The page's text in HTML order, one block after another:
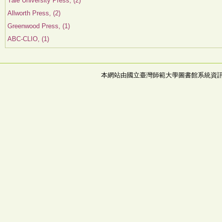
Allworth Press, (2)
Greenwood Press, (1)
ABC-CLIO, (1)
本網站由國立臺灣師範大學圖書館系統資